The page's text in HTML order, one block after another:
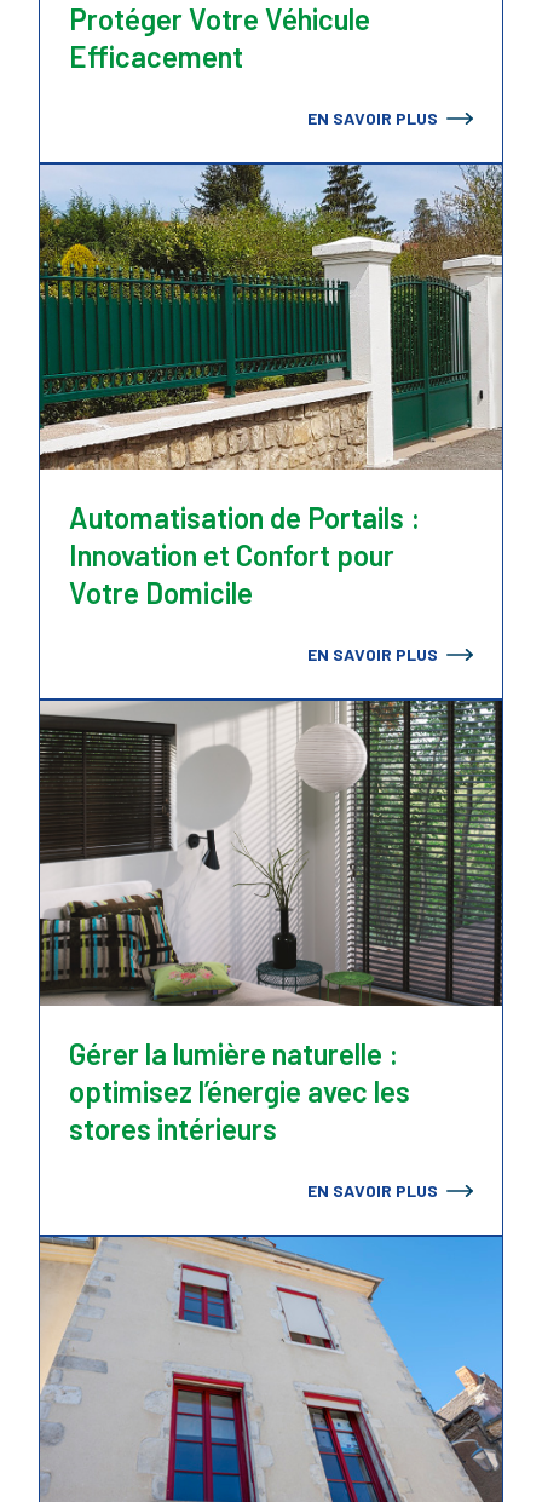
Protéger Votre Véhicule
Efficacement
EN SAVOIR PLUS
Automatisation de Portails :
Innovation et Confort pour
Votre Domicile
EN SAVOIR PLUS
Gérer la lumière naturelle :
optimisez l’énergie avec les
stores intérieurs
EN SAVOIR PLUS